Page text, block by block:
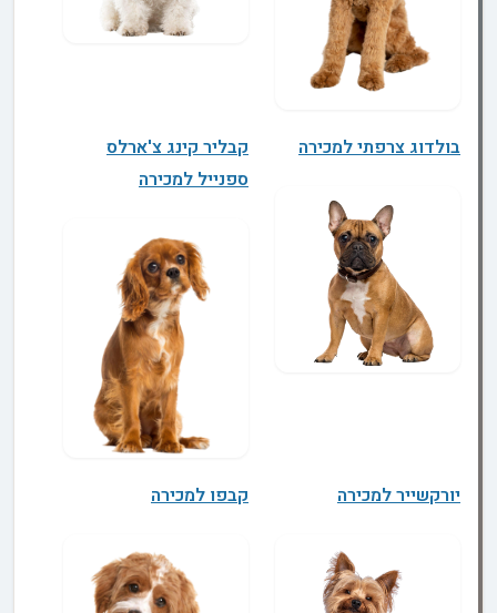
בולדוג צרפתי למכירה
קבליר קינג צ'ארלס
ספנייל למכירה
יורקשייר למכירה קבפו למכירה